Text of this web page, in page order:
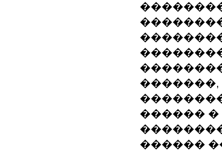
������
������